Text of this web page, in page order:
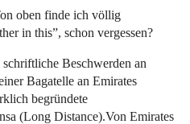
oben finde ich völlig
in this”, schon vergessen?
Beschwerden an
Bagatelle an Emirates
begründete
(Long Distance).Von Emirates